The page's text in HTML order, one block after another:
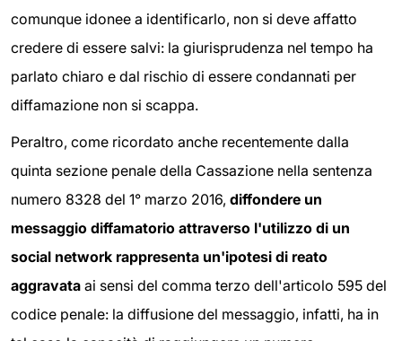
comunque idonee a identificarlo, non si deve affatto
credere di essere salvi: la giurisprudenza nel tempo ha
parlato chiaro e dal rischio di essere condannati per
diffamazione non si scappa.
Peraltro, come ricordato anche recentemente dalla
quinta sezione penale della Cassazione nella sentenza
numero 8328 del 1° marzo 2016, diffondere un
messaggio diffamatorio attraverso l'utilizzo di un
social network rappresenta un'ipotesi di reato
aggravata ai sensi del comma terzo dell'articolo 595 del
codice penale: la diffusione del messaggio, infatti, ha in